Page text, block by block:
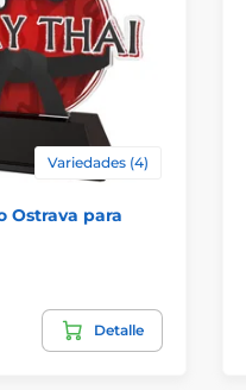
Variedades (4)
Ostrava para
Detalle